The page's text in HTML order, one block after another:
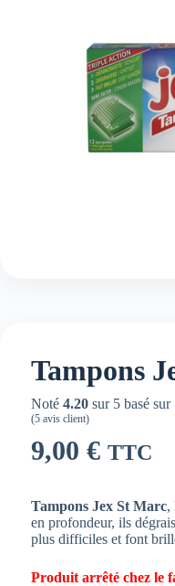
Tampons
Noté 4.20 sur 5 basé sur
(5 avis client)
9,00 € TTC
Tampons Jex St Marc,
en profondeur, ils
plus difficiles et font
Produit arrêté chez le